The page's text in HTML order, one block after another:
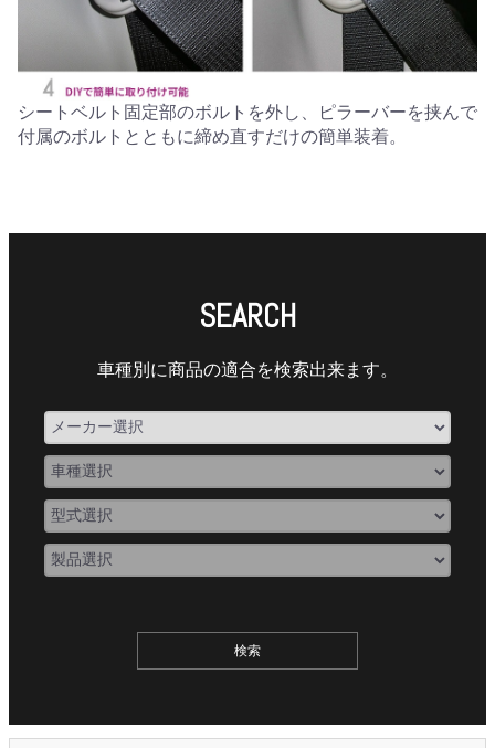
シートベルト固定部のボルトを外し、ピラーバーを挟んで
付属のボルトとともに締め直すだけの簡単装着。
SEARCH
車種別に商品の適合を検索出来ます。